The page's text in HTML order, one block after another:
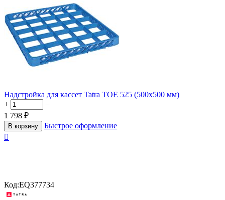
Надстройка для кассет Tatra TOE 525 (500х500 мм)
+
−
1 798 ₽
В корзину
Быстрое оформление

Код:EQ377734